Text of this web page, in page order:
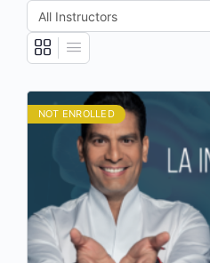
NOT ENROLLED